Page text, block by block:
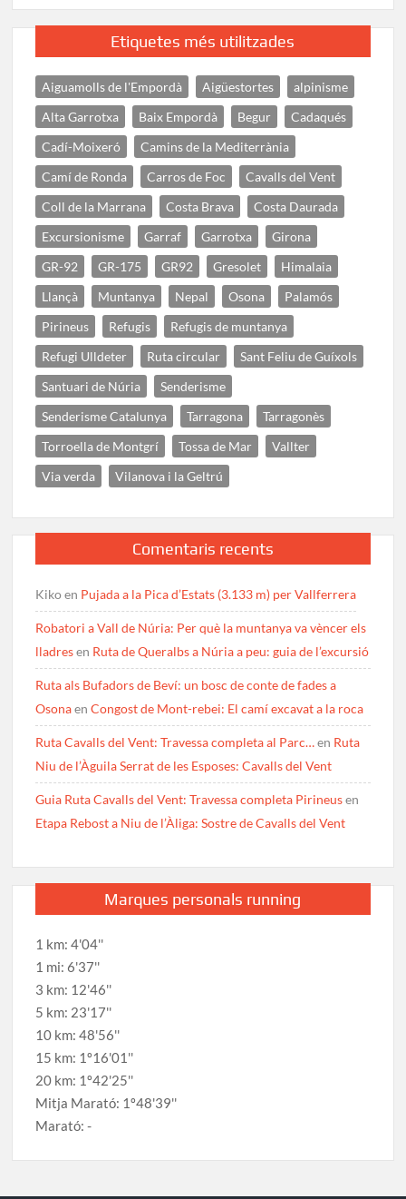
Etiquetes més utilitzades
Aiguamolls de l'Empordà Aigüestortes
alpinisme
Alta Garrotxa
Baix Empordà Begur
Cadaqués
Cadí-Moixeró
Camins de la Mediterrània
Camí de Ronda
Carros de Foc
Cavalls del Vent
Coll de la Marrana
Costa Brava
Costa Daurada
Excursionisme
Garraf Garrotxa
Girona
GR-92
GR-175 GR92 Gresolet
Himalaia
Llançà
Muntanya Nepal Osona
Palamós
Pirineus
Refugis
Refugis de muntanya
Refugi Ulldeter
Ruta circular
Sant Feliu de Guíxols
Santuari de Núria
Senderisme
Senderisme Catalunya
Tarragona
Tarragonès
Torroella de Montgrí
Tossa de Mar
Vallter
Via verda
Vilanova i la Geltrú
Comentaris recents
Kikoen Pujada a la Pica d’Estats (3.133 m) per Vallferrera
Robatori a Vall de Núria: Per què la muntanya va vèncer els
lladresen Ruta de Queralbs a Núria a peu: guia de l’excursió
Ruta als Bufadors de Beví: un bosc de conte de fades a
OsonaenCongost de Mont-rebei: El camí excavat a la roca
Ruta Cavalls del Vent: Travessa completa al Parc…en Ruta
Niu de l’Àguila Serrat de les Esposes: Cavalls del Vent
Guia Ruta Cavalls del Vent: Travessa completa Pirineusen
Etapa Rebost a Niu de l’Àliga: Sostre de Cavalls del Vent
Marques personals running
1 km: 4'04''
1 mi: 6'37''
3 km: 12'46''
5 km: 23'17''
10 km: 48'56''
15 km: 1º16'01''
20 km: 1º42'25''
Mitja Marató: 1º48'39''
Marató: -